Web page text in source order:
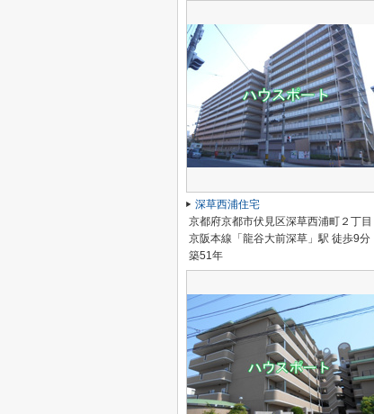
深草西浦住宅
京都府京都市伏見区深草西浦町２丁目
京阪本線「龍谷大前深草」駅 徒歩9分
築51年